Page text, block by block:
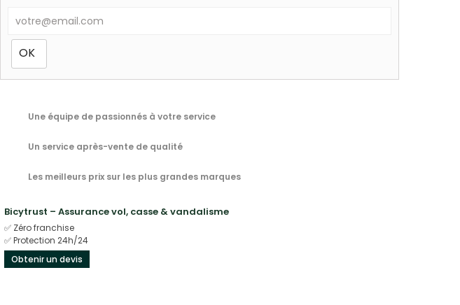
Une équipe de passionnés à votre service
Un service après-vente de qualité
Les meilleurs prix sur les plus grandes marques
Bicytrust – Assurance vol, casse & vandalisme
✅ Zéro franchise
✅ Protection 24h/24
Obtenir un devis